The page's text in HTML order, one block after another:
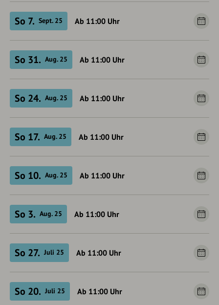
So 7. Sept. 25 Ab 11:00 Uhr
So 31. Aug. 25 Ab 11:00 Uhr
So 24. Aug. 25 Ab 11:00 Uhr
So 17. Aug. 25 Ab 11:00 Uhr
So 10. Aug. 25 Ab 11:00 Uhr
So 3. Aug. 25 Ab 11:00 Uhr
So 27. Juli 25 Ab 11:00 Uhr
So 20. Juli 25 Ab 11:00 Uhr